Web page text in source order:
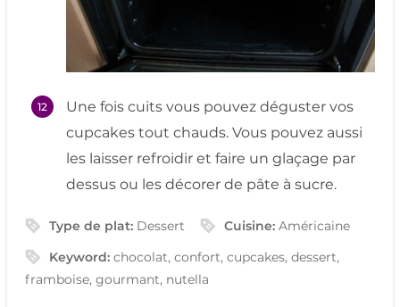
Une fois cuits vous pouvez déguster vos
cupcakes tout chauds. Vous pouvez aussi
les laisser refroidir et faire un glaçage par
dessus ou les décorer de pâte à sucre.
Type de plat: Dessert Cuisine:Américaine
Keyword:chocolat, confort, cupcakes, dessert,
framboise, gourmant, nutella